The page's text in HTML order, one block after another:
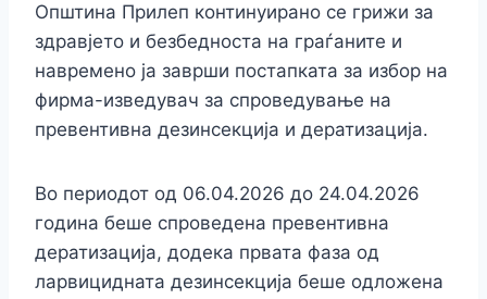
Општина Прилеп континуирано се грижи за
здравјето и безбедноста на граѓаните и
навремено ја заврши постапката за избор на
фирма-изведувач за спроведување на
превентивна дезинсекција и дератизација.
Во периодот од 06.04.2026 до 24.04.2026
година беше спроведена превентивна
дератизација, додека првата фаза од
ларвицидната дезинсекција беше одложена